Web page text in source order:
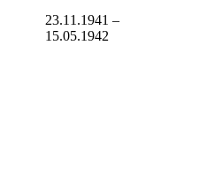
23.11.1941 –
15.05.1942